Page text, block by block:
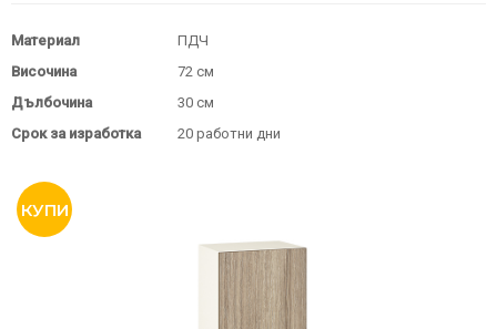
Материал
ПДЧ
Височина
72 см
Дълбочина
30 см
Срок за изработка
20 работни дни